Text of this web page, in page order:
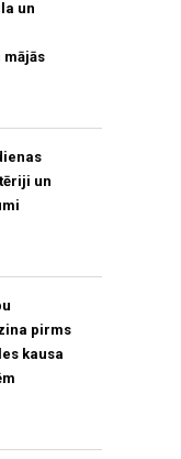
un
mājās
un
pirms
kausa